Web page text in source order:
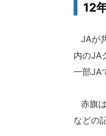
12
JAが
内のJA
一部JA
赤旗
などの